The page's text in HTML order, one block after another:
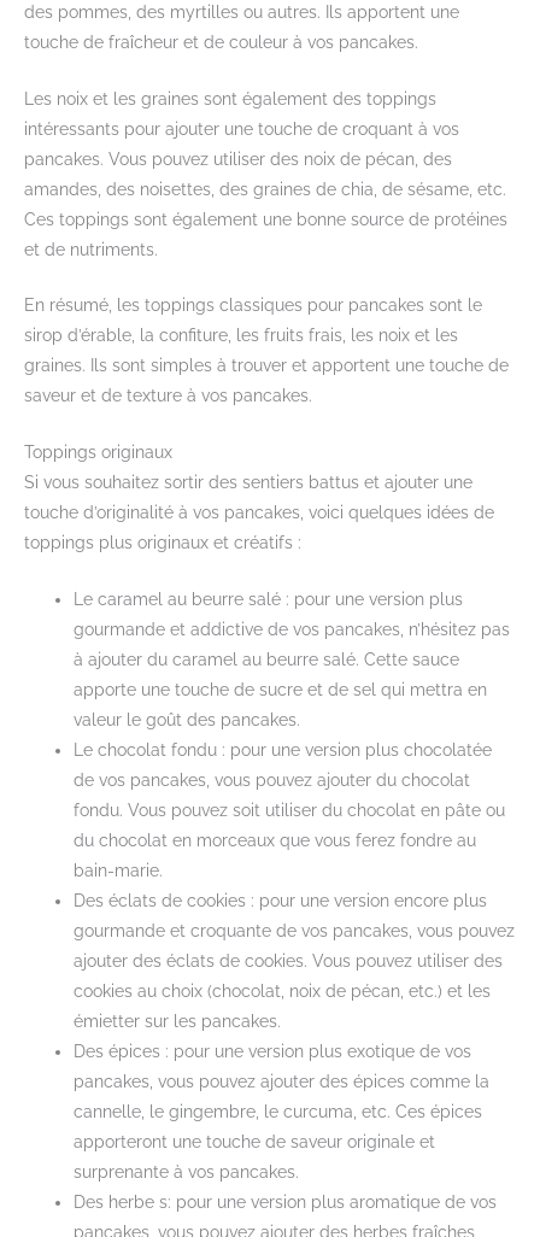
des pommes, des myrtilles ou autres. Ils apportent une
touche de fraîcheur et de couleur à vos pancakes.
Les noix et les graines sont également des toppings
intéressants pour ajouter une touche de croquant à vos
pancakes. Vous pouvez utiliser des noix de pécan, des
amandes, des noisettes, des graines de chia, de sésame, etc.
Ces toppings sont également une bonne source de protéines
et de nutriments.
En résumé, les toppings classiques pour pancakes sont le
sirop d’érable, la confiture, les fruits frais, les noix et les
graines. Ils sont simples à trouver et apportent une touche de
saveur et de texture à vos pancakes.
Toppings originaux
Si vous souhaitez sortir des sentiers battus et ajouter une
touche d’originalité à vos pancakes, voici quelques idées de
toppings plus originaux et créatifs :
Le caramel au beurre salé : pour une version plus
gourmande et addictive de vos pancakes, n’hésitez pas
à ajouter du caramel au beurre salé. Cette sauce
apporte une touche de sucre et de sel qui mettra en
valeur le goût des pancakes.
Le chocolat fondu : pour une version plus chocolatée
de vos pancakes, vous pouvez ajouter du chocolat
fondu. Vous pouvez soit utiliser du chocolat en pâte ou
du chocolat en morceaux que vous ferez fondre au
bain-marie.
Des éclats de cookies : pour une version encore plus
gourmande et croquante de vos pancakes, vous pouvez
ajouter des éclats de cookies. Vous pouvez utiliser des
cookies au choix (chocolat, noix de pécan, etc.) et les
émietter sur les pancakes.
Des épices : pour une version plus exotique de vos
pancakes, vous pouvez ajouter des épices comme la
cannelle, le gingembre, le curcuma, etc. Ces épices
apporteront une touche de saveur originale et
surprenante à vos pancakes.
Des herbe s: pour une version plus aromatique de vos
pancakes, vous pouvez ajouter des herbes fraîches